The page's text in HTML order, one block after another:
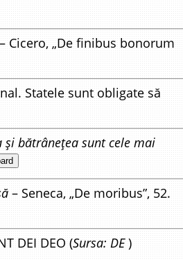
– Cicero, „De finibus bonorum
Statele sunt obligate să
și bătrânețea sunt cele mai
– Seneca, „De moribus”, 52.
DEI DEO (Sursa: DE)